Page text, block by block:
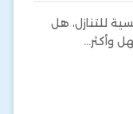
للتنازل، هل
وأكثر…